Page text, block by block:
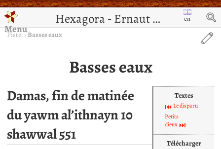
Hexagora - Ernaut de Jérusalem
Menu
en
Piste:›Basses eaux
Basses eaux
Textes
Le disparu
Petits
dieux
Télécharger
Damas, fin de matinée
du yawm al’ithnayn 10
shawwal 551